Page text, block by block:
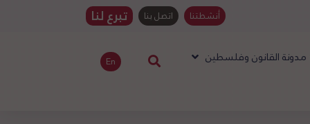
أنشطتنا اتصل بنا تبرع لنا
مدونة القانون وفلسطين En